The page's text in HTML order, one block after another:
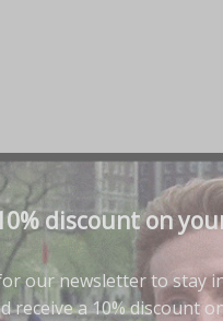
discount on
our newsletter to stay
receive a 10% discount